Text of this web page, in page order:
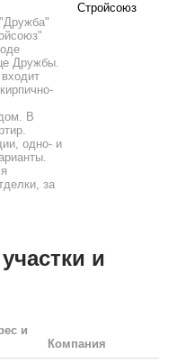
Дружбы.
В
одно- и
за
Стройсоюз
и
и
Компания